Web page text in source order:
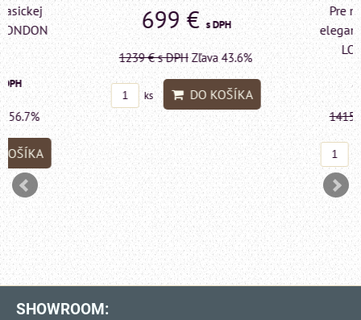
699 €s DPH
1239 €s DPH Zľava 43.6%
ks DO KOŠÍKA
Pre milovníkov
elegancie kreslo a
LONDON
599 €s
1415 €s DPH Zľava
ks DO
SHOWROOM: